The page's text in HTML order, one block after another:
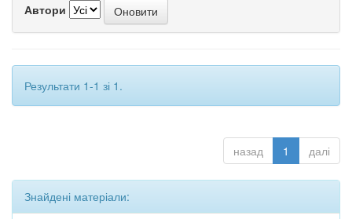
Автори
Результати 1-1 зі 1.
назад 1 далі
Знайдені матеріали: